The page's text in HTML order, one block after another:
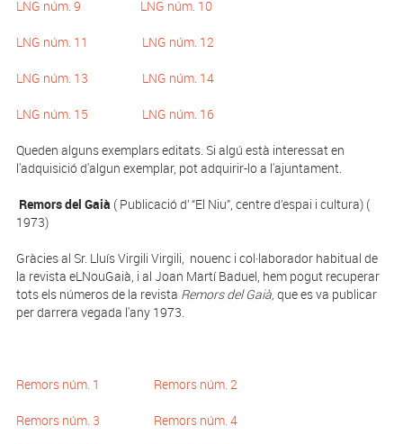
LNG núm. 9 LNG núm. 10
LNG núm. 11 LNG núm. 12
LNG núm. 13 LNG núm. 14
LNG núm. 15 LNG núm. 16
Queden alguns exemplars editats. Si algú està interessat en
l'adquisició d'algun exemplar, pot adquirir-lo a l'ajuntament.
Remors del Gaià ( Publicació d’ “El Niu”, centre d’espai i cultura) (
1973)
Gràcies al Sr. Lluís Virgili Virgili, nouenc i col·laborador habitual de
la revista eLNouGaià, i al Joan Martí Baduel, hem pogut recuperar
tots els números de la revista Remors del Gaià, que es va publicar
per darrera vegada l'any 1973.
Remors núm. 1 Remors núm. 2
Remors núm. 3 Remors núm. 4